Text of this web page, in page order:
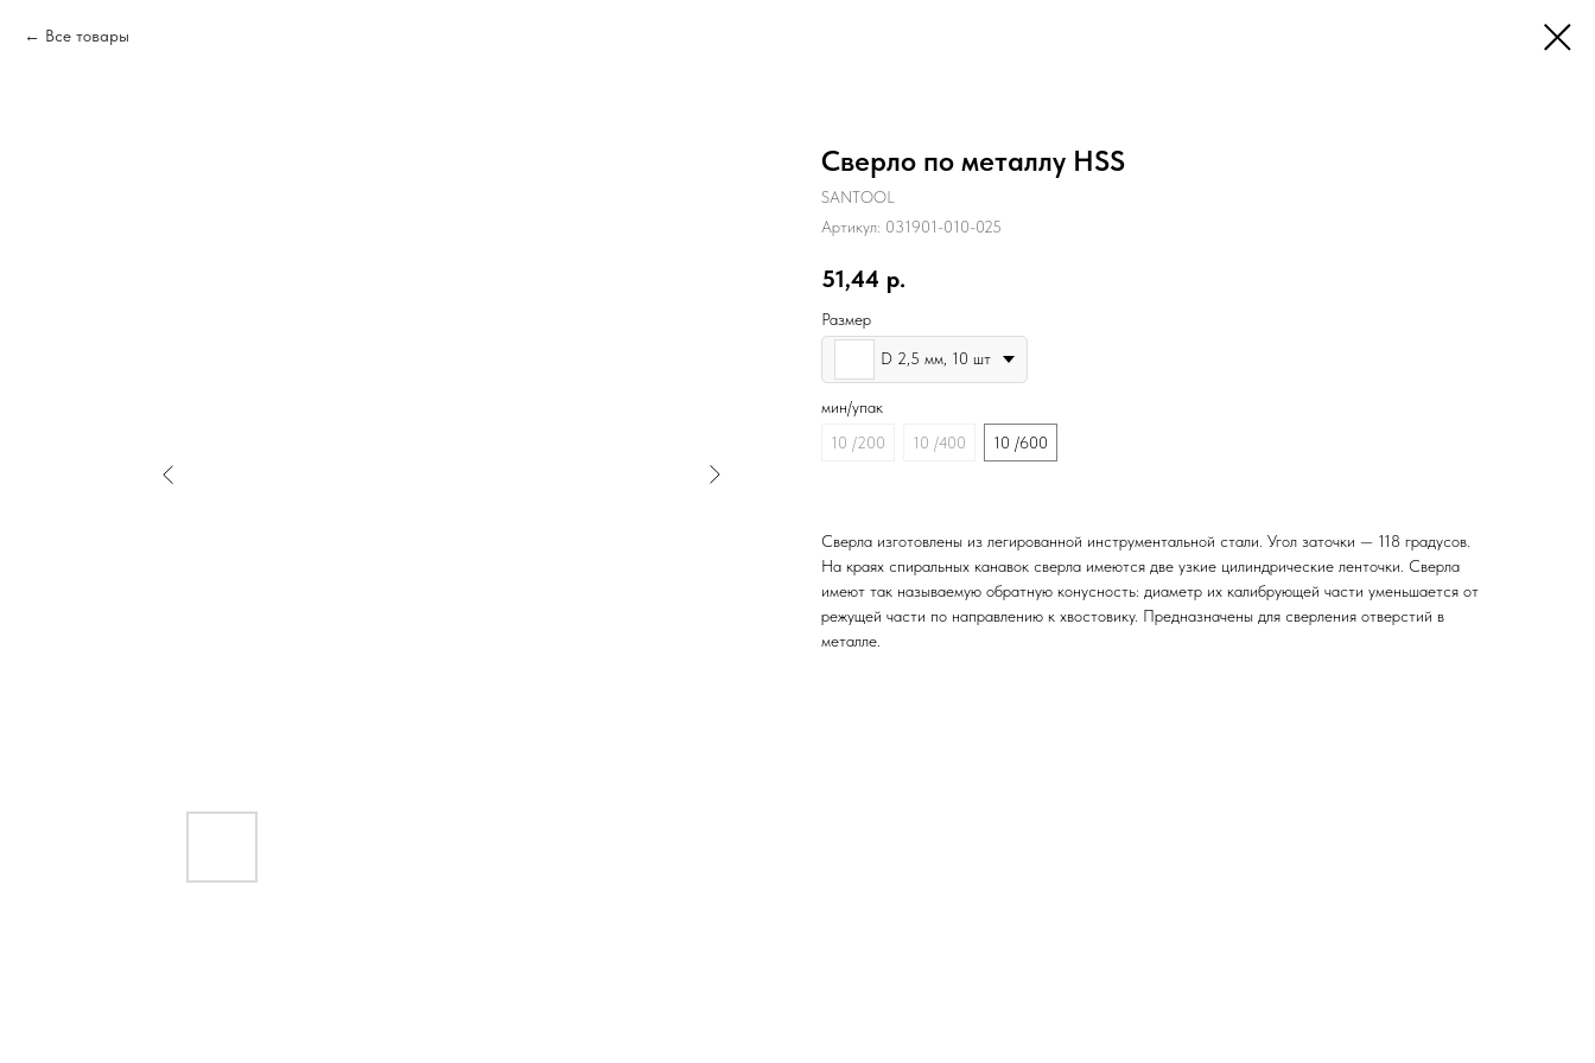
Все товары
Сверло по металлу HSS
SANTOOL
Артикул: 031901-010-025
51,44 р.
Размер
D 2,5 мм, 10 шт
мин/упак
10 /200
10 /400 10 /600
Сверла изготовлены из легированной инструментальной стали. Угол заточки — 118 градусов.
На краях спиральных канавок сверла имеются две узкие цилиндрические ленточки. Сверла
имеют так называемую обратную конусность: диаметр их калибрующей части уменьшается от
режущей части по направлению к хвостовику. Предназначены для сверления отверстий в
металле.